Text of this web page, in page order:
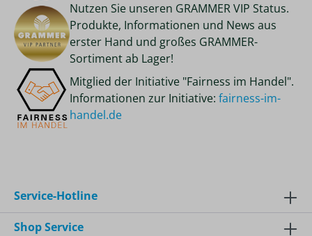
Nutzen Sie unseren GRAMMER VIP Status.
Produkte, Informationen und News aus
erster Hand und großes GRAMMER-
Sortiment ab Lager!
Mitglied der Initiative "Fairness im Handel".
Informationen zur Initiative: fairness-im-
handel.de
Service-Hotline
Shop Service